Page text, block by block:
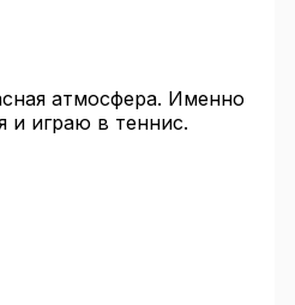
атмосфера. Именно
и играю в теннис.